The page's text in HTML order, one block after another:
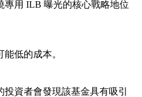
專用 ILB 曝光的核心戰略地位
低的成本。
資者會發現該基金具有吸引